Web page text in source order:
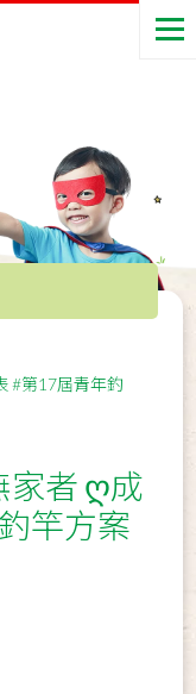
#第17屆青年釣
者 ღ成
竿方案